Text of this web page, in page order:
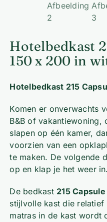
Hotelbedkast
150 x 200 in
Hotelbedkast 215
Komen er onverwachts
B&B of
slapen op één kamer,
voorzien van een
te maken. De volgende
op en klap je het weer in.
De bedkast 215
stijlvolle kast die
matras in de kast wordt